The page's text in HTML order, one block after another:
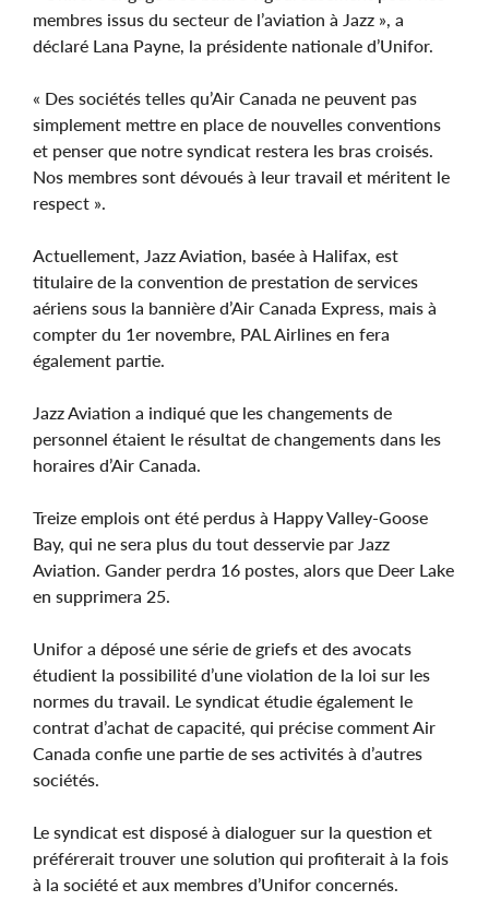
membres issus du secteur de l’aviation à Jazz », a
déclaré Lana Payne, la présidente nationale d’Unifor.
« Des sociétés telles qu’Air Canada ne peuvent pas
simplement mettre en place de nouvelles conventions
et penser que notre syndicat restera les bras croisés.
Nos membres sont dévoués à leur travail et méritent le
respect ».
Actuellement, Jazz Aviation, basée à Halifax, est
titulaire de la convention de prestation de services
aériens sous la bannière d’Air Canada Express, mais à
compter du 1er novembre, PAL Airlines en fera
également partie.
Jazz Aviation a indiqué que les changements de
personnel étaient le résultat de changements dans les
horaires d’Air Canada.
Treize emplois ont été perdus à Happy Valley-Goose
Bay, qui ne sera plus du tout desservie par Jazz
Aviation. Gander perdra 16 postes, alors que Deer Lake
en supprimera 25.
Unifor a déposé une série de griefs et des avocats
étudient la possibilité d’une violation de la loi sur les
normes du travail. Le syndicat étudie également le
contrat d’achat de capacité, qui précise comment Air
Canada confie une partie de ses activités à d’autres
sociétés.
Le syndicat est disposé à dialoguer sur la question et
préférerait trouver une solution qui profiterait à la fois
à la société et aux membres d’Unifor concernés.